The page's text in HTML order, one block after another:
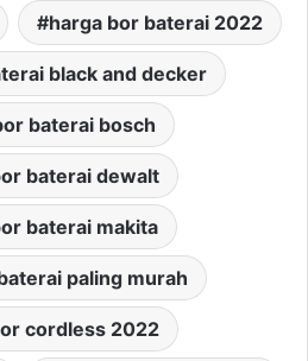
harga bor baterai 2022
black and decker
baterai bosch
baterai dewalt
baterai makita
paling murah
cordless 2022